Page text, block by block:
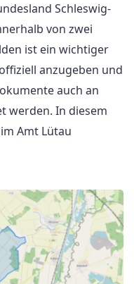
Schleswig-
von zwei
ist ein wichtiger
anzugeben und
auch an
werden. In diesem
Amt Lütau